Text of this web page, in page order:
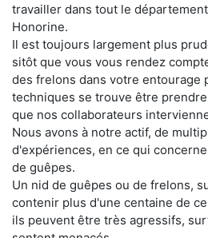
travailler dans tout le
Honorine.
Il est toujours largement plus
sitôt que vous vous rendez
des frelons dans votre entourage
techniques se trouve être
que nos collaborateurs
Nous avons à notre actif, de
d'expériences, en ce qui
de guêpes.
Un nid de guêpes ou de frelons,
contenir plus d'une centaine de
ils peuvent être très agressifs,